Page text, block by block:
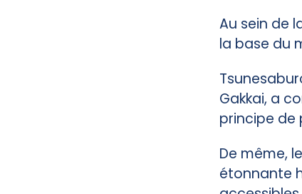
Au sein de
la base du
Gakkai, a
principe de
De même,
étonnante